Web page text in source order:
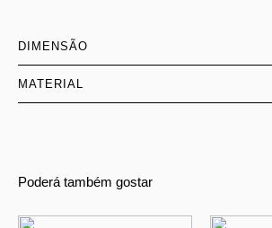
DIMENSÃO
MATERIAL
Poderá também gostar